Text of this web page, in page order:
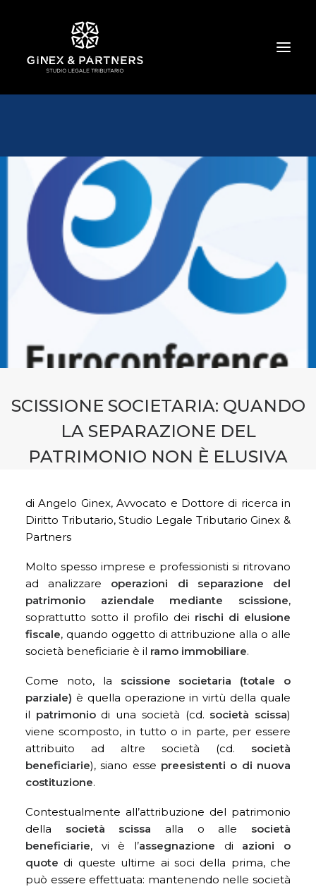
CHI SIAMO
TRIBUTARIO E PENALE TRIBUTARIO
GESTIONE E PROTEZIONE DEL PATRIMONIO
SOCIETARIO E CONTRATTUALISTICA
COMMERCIO INTERNAZIONALE
BANCARIO E FINANZIARIO
NEWS ED EVENTI
SCISSIONE SOCIETARIA: QUANDO
LA SEPARAZIONE DEL
PATRIMONIO NON È ELUSIVA
di Angelo Ginex, Avvocato e Dottore di ricerca in
Diritto Tributario, Studio Legale Tributario Ginex &
Partners
Molto spesso imprese e professionisti si ritrovano
ad analizzare operazioni di separazione del
patrimonio aziendale mediante scissione,
soprattutto sotto il profilo dei rischi di elusione
fiscale, quando oggetto di attribuzione alla o alle
società beneficiarie è il ramo immobiliare.
Come noto, la scissione societaria (totale o
parziale) è quella operazione in virtù della quale
il patrimoniodi una società (cd. società scissa)
viene scomposto, in tutto o in parte, per essere
attribuito ad altre società (cd. società
beneficiarie), siano esse preesistenti o di nuova
costituzione.
Contestualmente all’attribuzione del patrimonio
della società scissa alla o alle società
beneficiarie, vi è l’assegnazione di azioni o
quote di queste ultime ai soci della prima, che
può essere effettuata: mantenendo nelle società